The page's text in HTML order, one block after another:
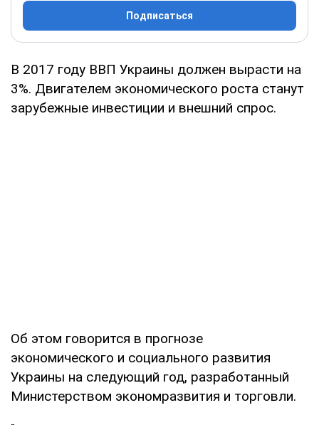
Подписаться
В 2017 году ВВП Украины должен вырасти на
3%. Двигателем экономического роста станут
зарубежные инвестиции и внешний спрос.
Об этом говорится в прогнозе
экономического и социального развития
Украины на следующий год, разработанный
Министерством экономразвития и торговли.